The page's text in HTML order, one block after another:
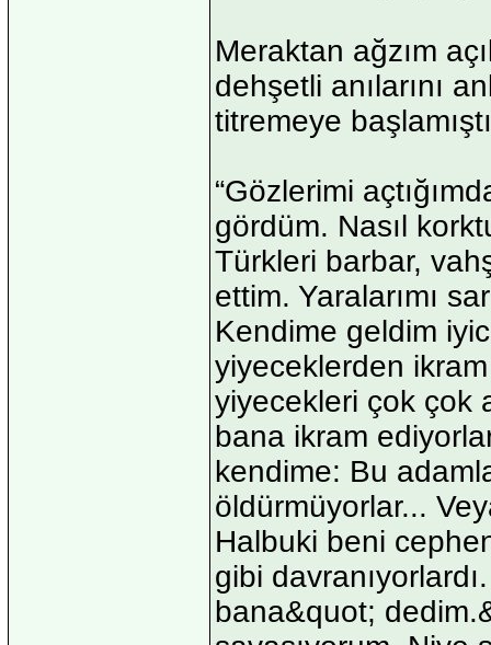
Meraktan ağzım
dehşetli anılarını
titremeye
“Gözlerimi
gördüm. Nasıl
Türkleri barbar,
ettim. Yaralarımı
Kendime geldim
yiyeceklerden
yiyecekleri çok çok
bana ikram
kendime: Bu
öldürmüyorlar...
Halbuki beni
gibi
bana&quot;